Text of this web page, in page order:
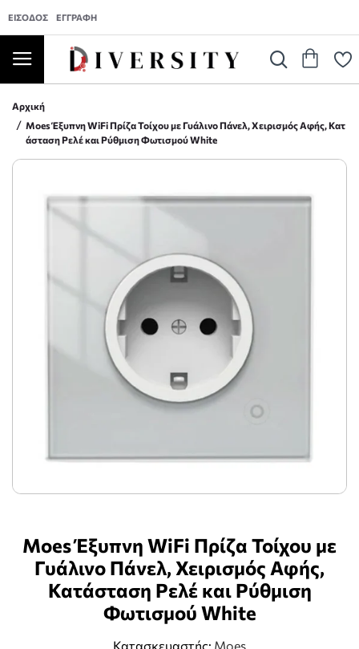
ΕΊΣΟΔΟΣ ΕΓΓΡΑΦΉ
Αρχική
Moes Έξυπνη WiFi Πρίζα Τοίχου με Γυάλινο Πάνελ, Χειρισμός Αφής, Κατ
άσταση Ρελέ και Ρύθμιση Φωτισμού White
Moes Έξυπνη WiFi Πρίζα Τοίχου με
Γυάλινο Πάνελ, Χειρισμός Αφής,
Κατάσταση Ρελέ και Ρύθμιση
Φωτισμού White
Κατασκευαστής: Moes